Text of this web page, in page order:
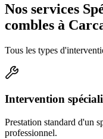
Nos services
combles à
Tous les types
Intervention
Prestation standard d'un
professionnel.